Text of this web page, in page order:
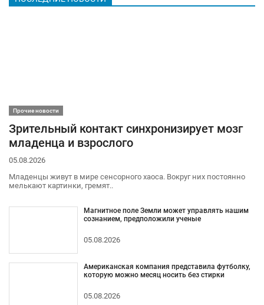
Прочие новости
Зрительный контакт синхронизирует мозг
младенца и взрослого
05.08.2026
Младенцы живут в мире сенсорного хаоса. Вокруг них постоянно
мелькают картинки, гремят..
Магнитное поле Земли может управлять нашим
сознанием, предположили ученые
05.08.2026
Американская компания представила футболку,
которую можно месяц носить без стирки
05.08.2026